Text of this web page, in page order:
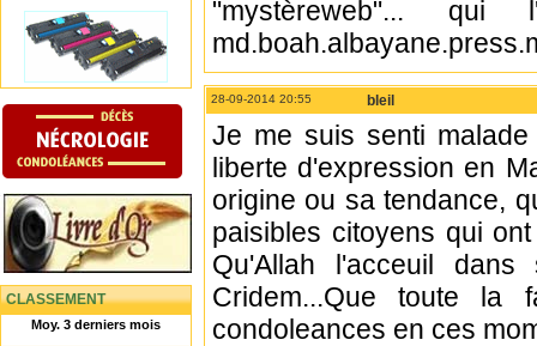
CLASSEMENT
Moy. 3 derniers mois
"mystèreweb"... qui
28-09-2014 20:55 bleil
Je me suis senti
liberte d'expression en
origine ou sa tendance,
paisibles citoyens qui
Qu'Allah l'acceuil
Cridem...Que toute la
condoleances en ces